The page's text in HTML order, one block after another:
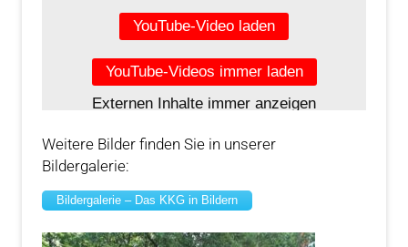
YouTube-Video laden
YouTube-Videos immer laden
Externen Inhalte immer anzeigen
Weitere Bilder finden Sie in unserer
Bildergalerie:
Bildergalerie – Das KKG in Bildern